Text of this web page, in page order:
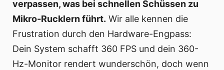
verpassen, was bei schnellen Schüssen zu
Mikro-Rucklern führt. Wir alle kennen die
Frustration durch den Hardware-Engpass:
Dein System schafft 360 FPS und dein 360-
Hz-Monitor rendert wunderschön, doch wenn